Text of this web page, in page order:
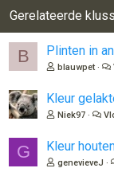
Gerelateerde
B Plinten in
blauwpet
Kleur
Niek97
G Kleur
genevieveJ